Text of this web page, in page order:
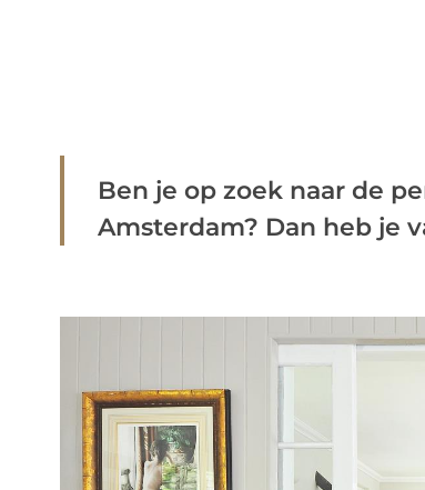
Ben je op zoek naar de
Amsterdam? Dan heb je